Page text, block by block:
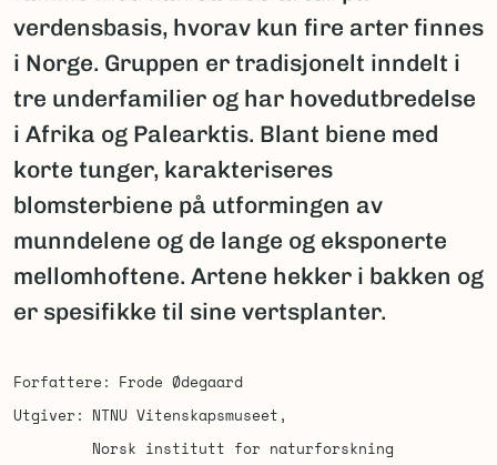
verdensbasis, hvorav kun fire arter finnes
i Norge. Gruppen er tradisjonelt inndelt i
tre underfamilier og har hovedutbredelse
i Afrika og Palearktis. Blant biene med
korte tunger, karakteriseres
blomsterbiene på utformingen av
munndelene og de lange og eksponerte
mellomhoftene. Artene hekker i bakken og
er spesifikke til sine vertsplanter.
Forfattere
Frode Ødegaard
Utgiver
NTNU Vitenskapsmuseet
Norsk institutt for naturforskning